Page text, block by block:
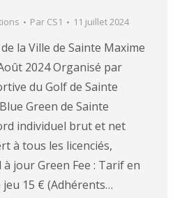
Par CS1 11 juillet 2024
la Ville de Sainte Maxime
2024 Organisé par
du Golf de Sainte
Green de Sainte
individuel brut et net
à tous les licenciés,
jour Green Fee : Tarif en
15 € (Adhérents…